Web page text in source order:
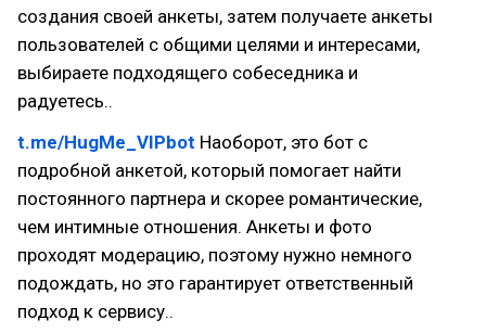
создания своей анкеты, затем получаете анкеты
пользователей с общими целями и интересами,
выбираете подходящего собеседника и
радуетесь..
t.me/HugMe_VIPbot Наоборот, это бот с
подробной анкетой, который помогает найти
постоянного партнера и скорее романтические,
чем интимные отношения. Анкеты и фото
проходят модерацию, поэтому нужно немного
подождать, но это гарантирует ответственный
подход к сервису..